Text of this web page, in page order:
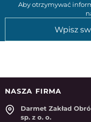
Aby otrzymywać
NASZA FIRMA
Darmet Zakład
sp. z o. o.